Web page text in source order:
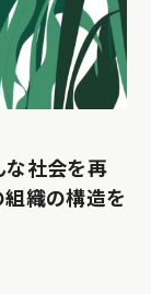
な社会を再
織の構造を